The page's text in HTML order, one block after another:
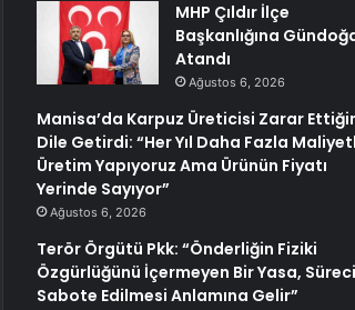
MHP Çıldır İlçe
Başkanlığına
Atandı
Ağustos 6, 2026
Manisa’da Karpuz Üreticisi Zarar
Dile Getirdi: “Her Yıl Daha Fazla
Üretim Yapıyoruz Ama Ürünün Fiyatı
Yerinde Sayıyor”
Ağustos 6, 2026
Terör Örgütü Pkk: “Önderliğin Fiziki
Özgürlüğünü İçermeyen Bir Yasa,
Sabote Edilmesi Anlamına Gelir”